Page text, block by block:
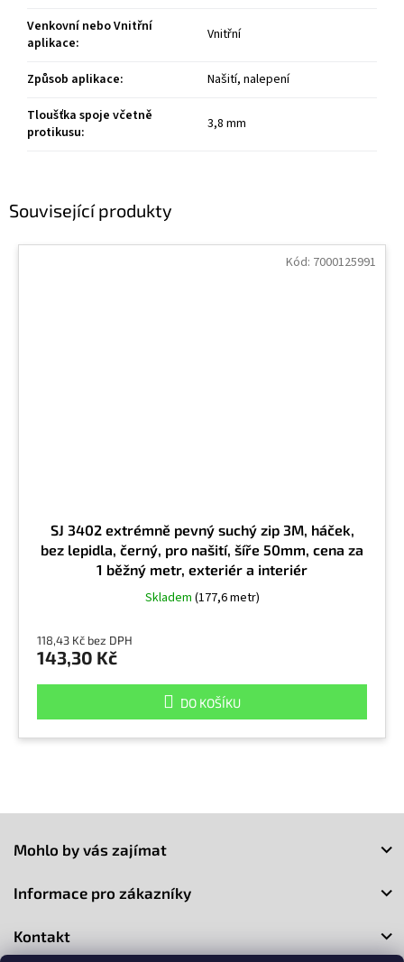
Související produkty
SJ 3402 extrémně pevný suchý zip 3M, háček,
bez lepidla, černý, pro našití, šíře 50mm, cena za
1 běžný metr, exteriér a interiér
Skladem (177,6 metr)
118,43 Kč bez DPH
143,30 Kč
DO KOŠÍKU
Kód: 7000125991
Venkovní nebo Vnitřní
aplikace: Vnitřní
Způsob aplikace:
Našití, nalepení
Tloušťka spoje včetně
protikusu: 3,8 mm
Mohlo by vás zajímat
Informace pro zákazníky
Kontakt